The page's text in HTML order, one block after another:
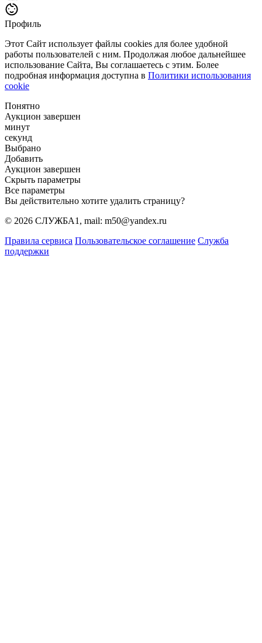
Профиль
Этот Сайт использует файлы cookies для более удобной
работы пользователей с ним. Продолжая любое дальнейшее
использование Сайта, Вы соглашаетесь с этим. Более
подробная информация доступна в Политики использования
cookie
Понятно
Аукцион завершен
минут
секунд
Выбрано
Добавить
Аукцион завершен
Скрыть параметры
Все параметры
Вы действительно хотите удалить страницу?
© 2026 СЛУЖБА1, mail: m50@yandex.ru
Правила сервиса Пользовательское соглашение Служба
поддержки